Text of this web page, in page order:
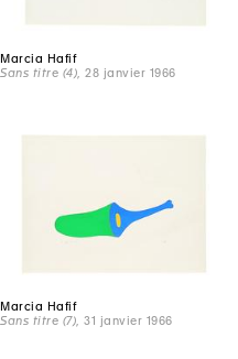
Marcia Hafif
Sans titre (4) , 28 janvier 1966
Marcia Hafif
Sans titre (7) , 31 janvier 1966